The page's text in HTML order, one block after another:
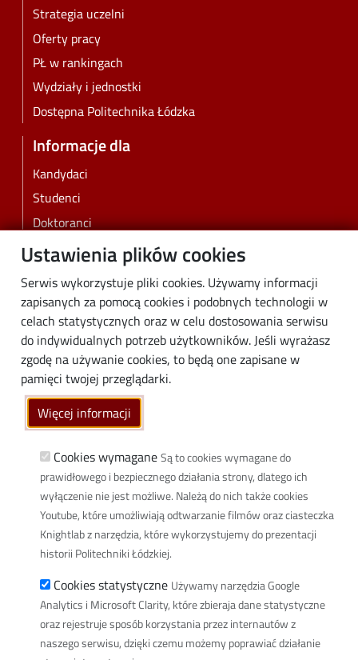
Ustawienia plików cookies
Serwis wykorzystuje pliki cookies. Używamy informacji
zapisanych za pomocą cookies i podobnych technologii w
celach statystycznych oraz w celu dostosowania serwisu
do indywidualnych potrzeb użytkowników. Jeśli wyrażasz
zgodę na używanie cookies, to będą one zapisane w
pamięci twojej przeglądarki.
Więcej informacji
Cookies wymagane Są to cookies wymagane do
prawidłowego i bezpiecznego działania strony, dlatego ich
wyłączenie nie jest możliwe. Należą do nich także cookies
Youtube, które umożliwiają odtwarzanie filmów oraz ciasteczka
Knightlab z narzędzia, które wykorzystujemy do prezentacji
historii Politechniki Łódzkiej.
Cookies statystyczne Używamy narzędzia Google
Analytics i Microsoft Clarity, które zbieraja dane statystyczne
oraz rejestruje sposób korzystania przez internautów z
naszego serwisu, dzięki czemu możemy poprawiać działanie
Strategia uczelni
Oferty pracy
PŁ w rankingach
Wydziały i jednostki
Dostępna Politechnika Łódzka
Informacje dla
Kandydaci
Studenci
Doktoranci
Pracownicy
Biznes
Media
Społeczność lokalna
Linki
Wikamp
Poczta elektroniczna
Biblioteka PŁ
Dyscypliny naukowe w PŁ
Inicjatywa Doskonałości Uczelnia Badawcza
BIP
Klauzula RODO
Polityka prywatności
Deklaracja dostępności cyfrowej
Informacja o PŁ w Polskim Języku Migowym
Newsletter